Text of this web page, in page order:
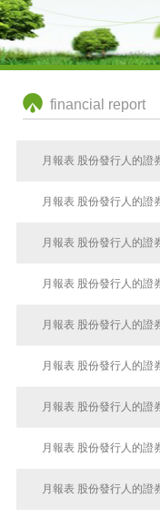
financial report
月報表 股份發行人的證
月報表 股份發行人的證
月報表 股份發行人的證
月報表 股份發行人的證
月報表 股份發行人的證
月報表 股份發行人的證
月報表 股份發行人的證
月報表 股份發行人的證
月報表 股份發行人的證